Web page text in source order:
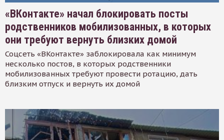
«ВКонтакте» начал блокировать посты
родственников мобилизованных, в которых
они требуют вернуть близких домой
Соцсеть «ВКонтакте» заблокировала как минимум
несколько постов, в которых родственники
мобилизованных требуют провести ротацию, дать
близким отпуск и вернуть их домой